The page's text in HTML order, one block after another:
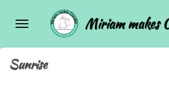
Hauptinhalt
Miriam makes
Sunrise